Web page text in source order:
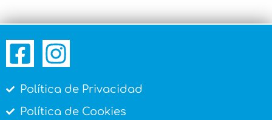
Política de Privacidad
Política de Cookies